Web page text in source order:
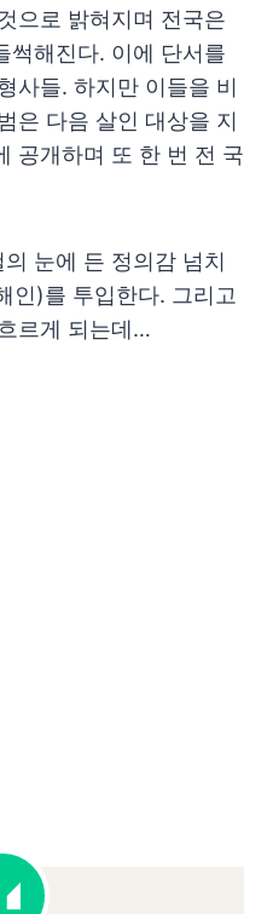
으로 밝혀지며 전국은
썩해진다. 이에 단서를
사들. 하지만 이들을 비
은 다음 살인 대상을 지
공개하며 또 한 번 전 국
눈에 든 정의감 넘치
인)를 투입한다. 그리고
르게 되는데…